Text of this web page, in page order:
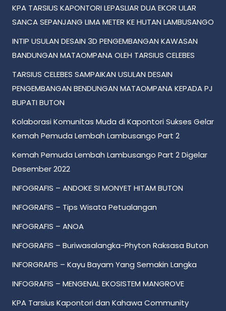
KPA TARSIUS KAPONTORI LEPASLIAR DUA EKOR ULAR
SANCA SEPANJANG LIMA METER KE HUTAN LAMBUSANGO
INTIP USULAN DESAIN 3D PENGEMBANGAN KAWASAN
BANDUNGAN MATAOMPANA OLEH TARSIUS CELEBES
TARSIUS CELEBES SAMPAIKAN USULAN DESAIN
PENGEMBANGAN BENDUNGAN MATAOMPANA KEPADA PJ
BUPATI BUTON
Kolaborasi Komunitas Muda di Kapontori Sukses Gelar
Kemah Pemuda Lembah Lambusango Part 2
Kemah Pemuda Lembah Lambusango Part 2 Digelar
Desember 2022
INFOGRAFIS – ANDOKE SI MONYET HITAM BUTON
INFOGRAFIS – Tips Wisata Petualangan
INFOGRAFIS – ANOA
INFOGRAFIS – Buriwasalangka-Phyton Raksasa Buton
INFORGRAFIS – Kayu Bayam Yang Semakin Langka
INFOGRAFIS – MENGENAL EKOSISTEM MANGROVE
KPA Tarsius Kapontori dan Kahawa Community